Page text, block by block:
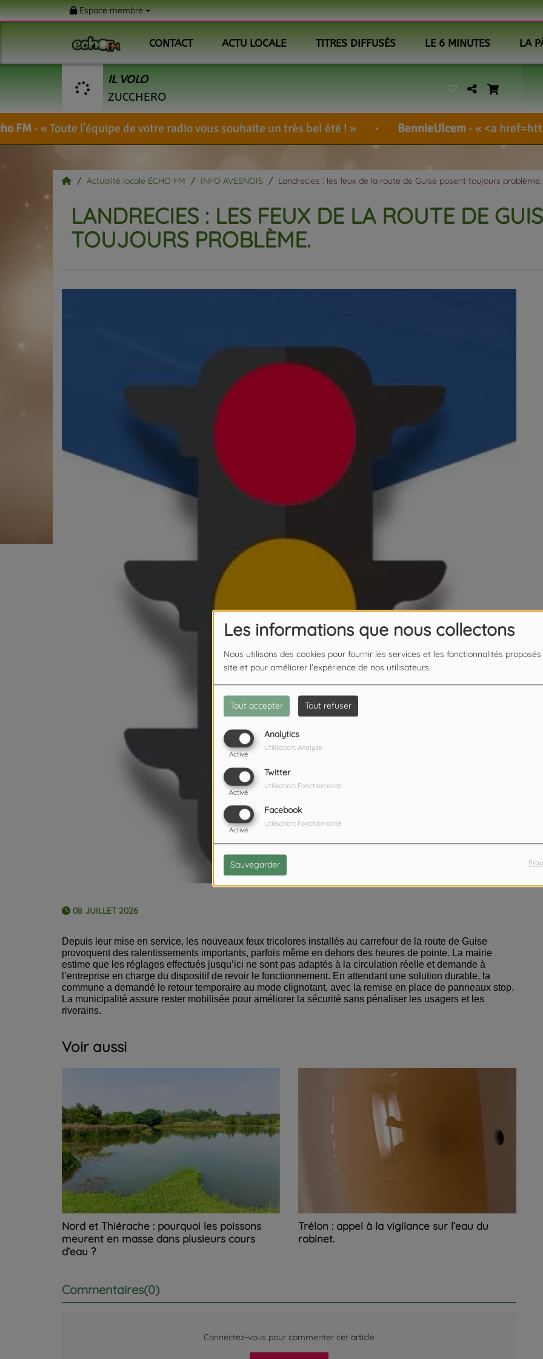
Les informations que nous collectons
Nous utilisons des cookies pour fournir les services et les fonctionnalités
site et pour améliorer l'expérience de nos utilisateurs.
Tout accepter Tout refuser
Analytics
Activé
Utilisation: Analyse
Twitter
Activé
Utilisation: Fonctionnalité
Facebook
Activé
Utilisation: Fonctionnalité
Sauvegarder
Espace membre
CONTACT ACTU LOCALE TITRES DIFFUSÉS LE 6 MINUTES LA
IL VOLO
ZUCCHERO
de votre radio vous souhaite un très bel été ! BennieUlcem- <a href=http://forex-blog-
Actualité locale ÉCHO FM INFO AVESNOIS Landrecies : les feux de la route de Guise posent toujours problème.
LANDRECIES : LES FEUX DE LA ROUTE DE
TOUJOURS PROBLÈME.
08 JUILLET 2026
Depuis leur mise en service, les nouveaux feux tricolores installés au carrefour de la route de Guise
provoquent des ralentissements importants, parfois même en dehors des heures de pointe. La mairie
estime que les réglages effectués jusqu’ici ne sont pas adaptés à la circulation réelle et demande à
l’entreprise en charge du dispositif de revoir le fonctionnement. En attendant une solution durable, la
commune a demandé le retour temporaire au mode clignotant, avec la remise en place de panneaux stop.
La municipalité assure rester mobilisée pour améliorer la sécurité sans pénaliser les usagers et les
riverains.
Voir aussi
Nord et Thiérache : pourquoi les poissons
meurent en masse dans plusieurs cours
d’eau ?
Trélon : appel à la vigilance sur l’eau du
robinet.
Commentaires(0)
Connectez-vous pour commenter cet article